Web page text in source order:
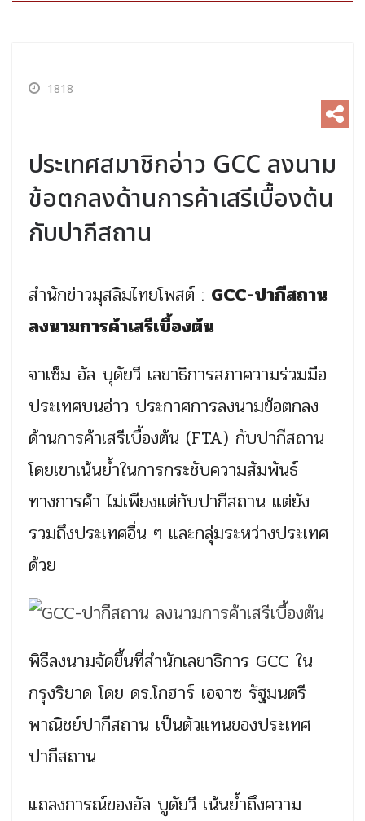
1818
ประเทศสมาชิกอ่าว GCC ลงนาม
ข้อตกลงด้านการค้าเสรีเบื้องต้น
กับปากีสถาน
สำนักข่าวมุสลิมไทยโพสต์ : GCC-ปากีสถาน
ลงนามการค้าเสรีเบื้องต้น
จาเซ็ม อัล บุดัยวี เลขาธิการสภาความร่วมมือ
ประเทศบนอ่าว ประกาศการลงนามข้อตกลง
ด้านการค้าเสรีเบื้องต้น (FTA) กับปากีสถาน
โดยเขาเน้นย้ำในการกระชับความสัมพันธ์
ทางการค้า ไม่เพียงแต่กับปากีสถาน แต่ยัง
รวมถึงประเทศอื่น ๆ และกลุ่มระหว่างประเทศ
ด้วย
พิธีลงนามจัดขึ้นที่สำนักเลขาธิการ GCC ใน
กรุงริยาด โดย ดร.โกฮาร์ เอจาซ รัฐมนตรี
พาณิชย์ปากีสถาน เป็นตัวแทนของประเทศ
ปากีสถาน
แถลงการณ์ของอัล บูดัยวี เน้นย้ำถึงความ